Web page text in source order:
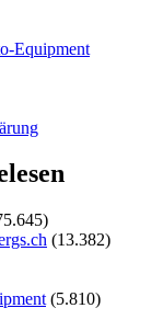
Equipment
(13.382)
(5.810)